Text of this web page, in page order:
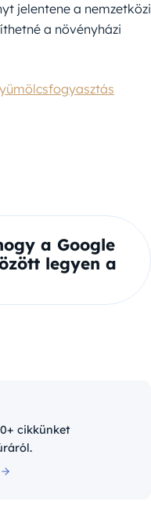
jelentene a nemzetközi
a növényházi
a Google
legyen a
cikkünket